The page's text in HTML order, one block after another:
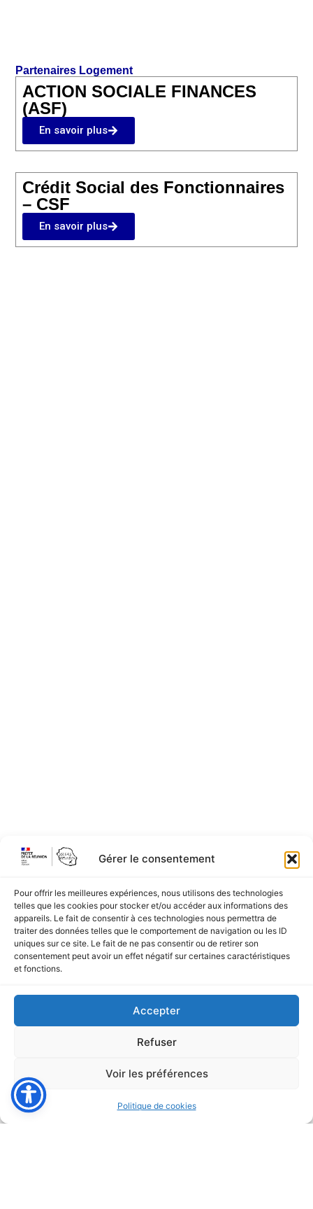
Gérer le consentement
Pour offrir les meilleures expériences, nous utilisons des technologies
telles que les cookies pour stocker et/ou accéder aux informations des
appareils. Le fait de consentir à ces technologies nous permettra de
traiter des données telles que le comportement de navigation ou les ID
uniques sur ce site. Le fait de ne pas consentir ou de retirer son
consentement peut avoir un effet négatif sur certaines caractéristiques
et fonctions.
Accepter
Refuser
Voir les préférences
Politique de cookies
Partenaires Logement
ACTION SOCIALE FINANCES
(ASF)
En savoir plus
Crédit Social des Fonctionnaires
– CSF
En savoir plus